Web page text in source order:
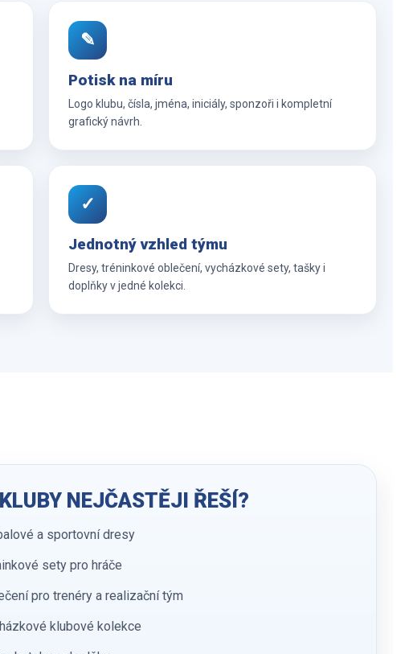
✎
Potisk na míru
Logo klubu, čísla, jména, iniciály, sponzoři i kompletní
grafický návrh.
✓
Jednotný vzhled týmu
Dresy, tréninkové oblečení, vycházkové sety, tašky i
doplňky v jedné kolekci.
NEJČASTĚJI ŘEŠÍ?
a sportovní dresy
sety pro hráče
pro trenéry a realizační tým
klubové kolekce